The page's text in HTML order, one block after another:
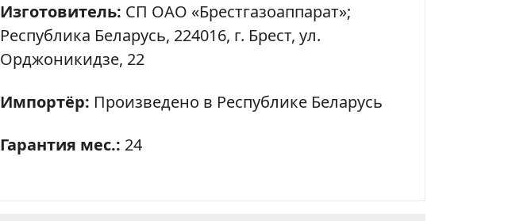
Изготовитель: СП ОАО «Брестгазоаппарат»;
Республика Беларусь, 224016, г. Брест, ул.
Орджоникидзе, 22
Импортёр: Произведено в Республике Беларусь
Гарантия мес.: 24